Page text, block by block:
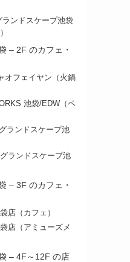
ンドスケープ池袋
– 2F のカフェ・
オフェイヤン（火鍋
池袋/EDW（ベ
ランドスケープ池
ランドスケープ池
– 3F のカフェ・
店（カフェ）
店（アミューズメ
– 4F～12F の店